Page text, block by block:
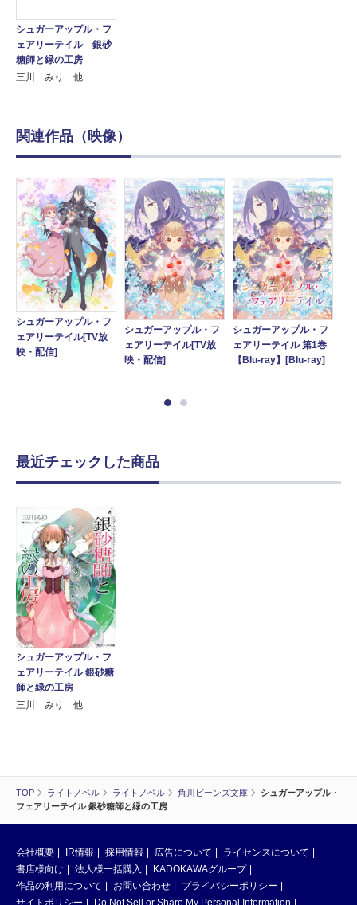
TOP ライトノベル ライトノベル 角川ビーンズ文庫
シュガーアップル・
フェアリーテイル 銀砂糖師と緑の工房
シュガーアップル・フ
ェアリーテイル 銀砂
糖師と緑の工房
三川 みり 他
関連作品（映像）
シュガーアップル・フ
ェアリーテイル[TV放
映・配信]
シュガーアップル・フ
ェアリーテイル[TV放
映・配信]
シュガーアップル・フ
ェアリーテイル 第1巻
【Blu-ray】[Blu-ray]
最近チェックした商品
シュガーアップル・フ
ェアリーテイル 銀砂糖
師と緑の工房
三川 みり 他
会社概要 IR情報 採用情報 広告について
ライセンスについて
書店様向け
法人様一括購入
KADOKAWAグループ
作品の利用について
お問い合わせ
プライバシーポリシー
サイトポリシー
Do Not Sell or Share My Personal Information